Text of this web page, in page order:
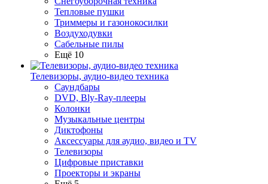
Тепловые пушки
Триммеры и газонокосилки
Воздуходувки
Сабельные пилы
Ещё 10
Телевизоры, аудио-видео техника
Саундбары
DVD, Bly-Ray-плееры
Колонки
Музыкальные центры
Диктофоны
Аксессуары для аудио, видео и TV
Телевизоры
Цифровые приставки
Проекторы и экраны